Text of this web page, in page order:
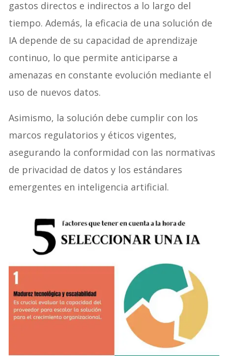
gastos directos e indirectos a lo largo del
tiempo. Además, la eficacia de una solución de
IA depende de su capacidad de aprendizaje
continuo, lo que permite anticiparse a
amenazas en constante evolución mediante el
uso de nuevos datos.
Asimismo, la solución debe cumplir con los
marcos regulatorios y éticos vigentes,
asegurando la conformidad con las normativas
de privacidad de datos y los estándares
emergentes en inteligencia artificial.